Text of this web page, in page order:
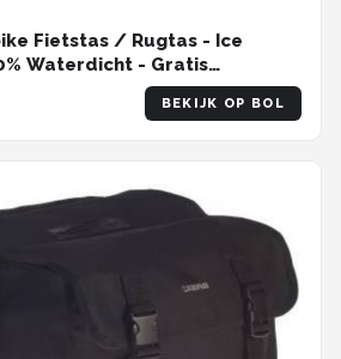
Fietstas / Rugtas - Ice
Waterdicht - Gratis
Groot Laptop Vak
BEKIJK OP BOL